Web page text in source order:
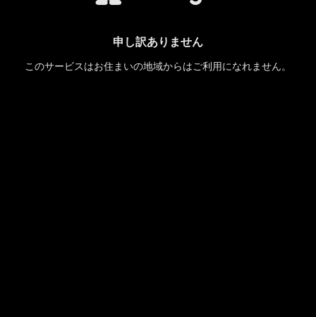
申し訳ありません
このサービスはお住まいの地域からはご利用になれません。